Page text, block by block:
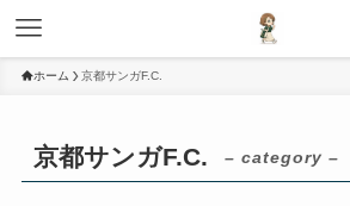
ホーム 京都サンガF.C.
京都サンガF.C. – category –